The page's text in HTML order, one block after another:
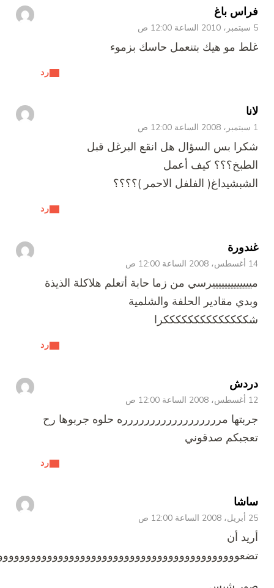
باغ
مو هيك بتنعمل حاسك بزموء
بس السؤال هل انقع البرغل قبل
كيف أعمل
الفلفل الاحمر )؟؟؟؟
من زما حابة أتعلم هلاكلة الذيذة
مقادير الحلفة والشلمية
مرررررررررررررررررره حلوه جربوها رح
صدقوني
أن